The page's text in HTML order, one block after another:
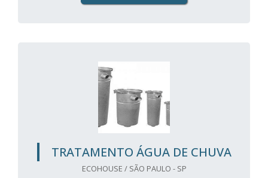
TRATAMENTO ÁGUA DE CHUVA
ECOHOUSE / SÃO PAULO - SP